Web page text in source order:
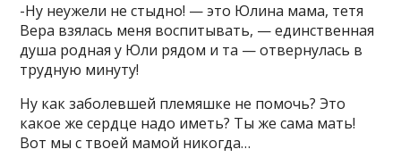
-Ну неужели не стыдно! — это Юлина мама, тетя
Вера взялась меня воспитывать, — единственная
душа родная у Юли рядом и та — отвернулась в
трудную минуту!
Ну как заболевшей племяшке не помочь? Это
какое же сердце надо иметь? Ты же сама мать!
Вот мы с твоей мамой никогда…